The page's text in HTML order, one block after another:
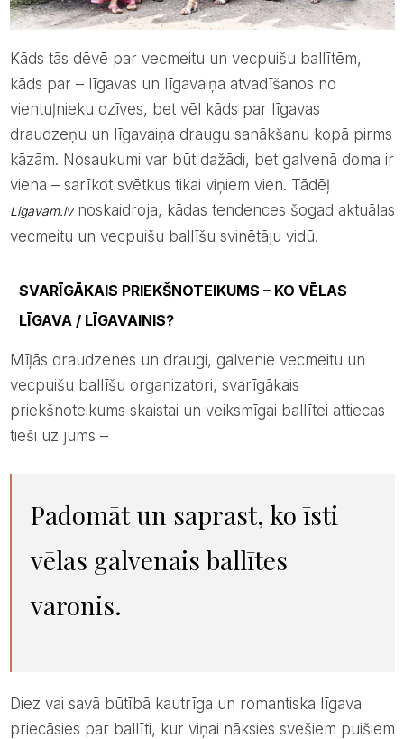
Kāds tās dēvē par vecmeitu un vecpuišu ballītēm,
kāds par – līgavas un līgavaiņa atvadīšanos no
vientuļnieku dzīves, bet vēl kāds par līgavas
draudzeņu un līgavaiņa draugu sanākšanu kopā pirms
kāzām. Nosaukumi var būt dažādi, bet galvenā doma ir
viena – sarīkot svētkus tikai viņiem vien. Tādēļ
Ligavam.lvnoskaidroja, kādas tendences šogad aktuālas
vecmeitu un vecpuišu ballīšu svinētāju vidū.
SVARĪGĀKAIS PRIEKŠNOTEIKUMS – KO VĒLAS
LĪGAVA / LĪGAVAINIS?
Mīļās draudzenes un draugi, galvenie vecmeitu un
vecpuišu ballīšu organizatori, svarīgākais
priekšnoteikums skaistai un veiksmīgai ballītei attiecas
tieši uz jums –
padomāt un saprast, ko īsti
vēlas galvenais ballītes
varonis.
Diez vai savā būtībā kautrīga un romantiska līgava
priecāsies par ballīti, kur viņai nāksies svešiem puišiem